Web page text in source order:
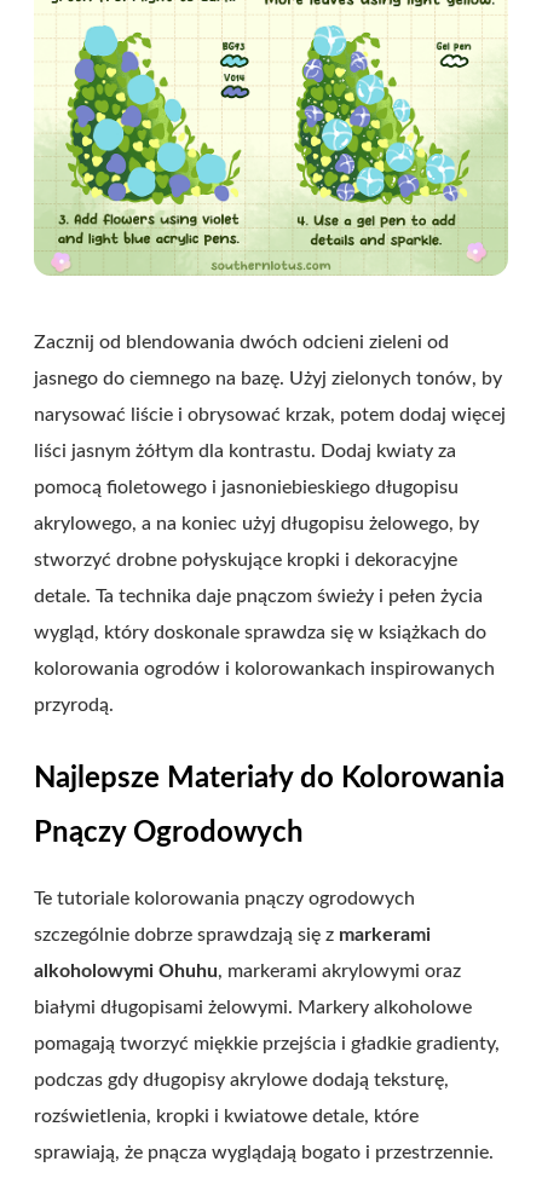
Zacznij od blendowania dwóch odcieni zieleni od
jasnego do ciemnego na bazę. Użyj zielonych tonów, by
narysować liście i obrysować krzak, potem dodaj więcej
liści jasnym żółtym dla kontrastu. Dodaj kwiaty za
pomocą fioletowego i jasnoniebieskiego długopisu
akrylowego, a na koniec użyj długopisu żelowego, by
stworzyć drobne połyskujące kropki i dekoracyjne
detale. Ta technika daje pnączom świeży i pełen życia
wygląd, który doskonale sprawdza się w książkach do
kolorowania ogrodów i kolorowankach inspirowanych
przyrodą.
Najlepsze Materiały do Kolorowania
Pnączy Ogrodowych
Te tutoriale kolorowania pnączy ogrodowych
szczególnie dobrze sprawdzają się z markerami
alkoholowymi Ohuhu, markerami akrylowymi oraz
białymi długopisami żelowymi. Markery alkoholowe
pomagają tworzyć miękkie przejścia i gładkie gradienty,
podczas gdy długopisy akrylowe dodają teksturę,
rozświetlenia, kropki i kwiatowe detale, które
sprawiają, że pnącza wyglądają bogato i przestrzennie.